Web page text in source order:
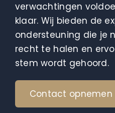
verwachtingen
klaar. Wij bieden de
ondersteuning die je
recht te halen en
stem wordt gehoord.
Contact opnemen